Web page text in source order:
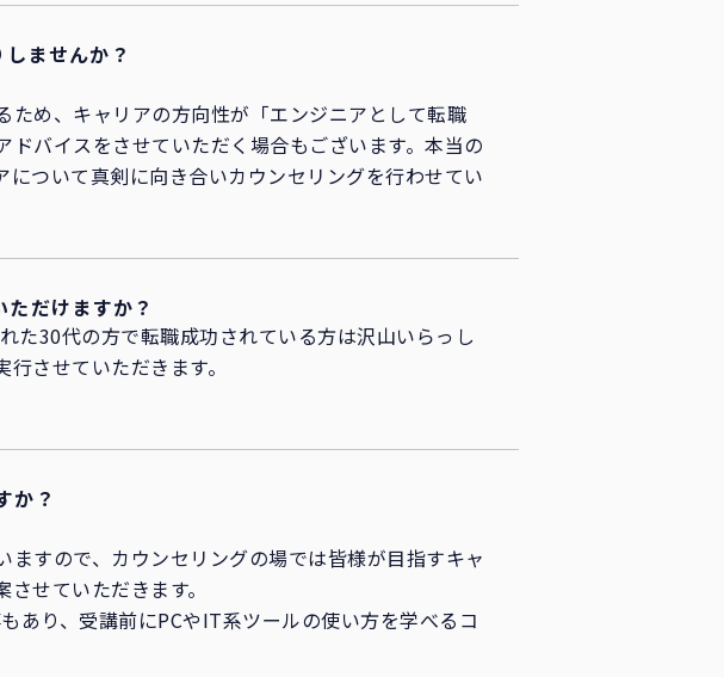
ませんか？
め、キャリアの方向性が「エンジニアとして転職
バイスをさせていただく場合もございます。本当の
ついて真剣に向き合いカウンセリングを行わせてい
だけますか？
た30代の方で転職成功されている方は沢山いらっし
させていただきます。
か？
ますので、カウンセリングの場では皆様が目指すキャ
せていただきます。
あり、受講前にPCやIT系ツールの使い方を学べるコ